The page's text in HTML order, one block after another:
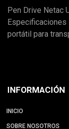
Pen Drive Netac
Especificaciones
portátil para
INFORMACIÓN
INICIO
SOBRE NOSOTROS